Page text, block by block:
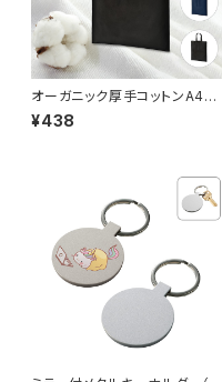
オーガニック厚手コットンA4フラ
ットバッグ MG
¥438